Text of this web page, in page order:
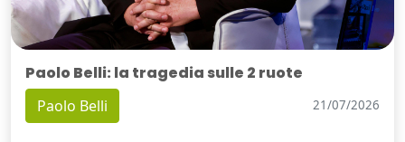
Paolo Belli: la tragedia sulle 2 ruote
Paolo Belli 21/07/2026